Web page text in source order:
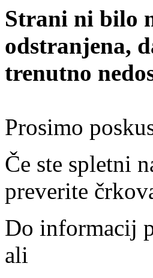
Strani ni bilo
odstranjena,
trenutno
Prosimo
Če ste spletni
preverite
Do informacij
ali